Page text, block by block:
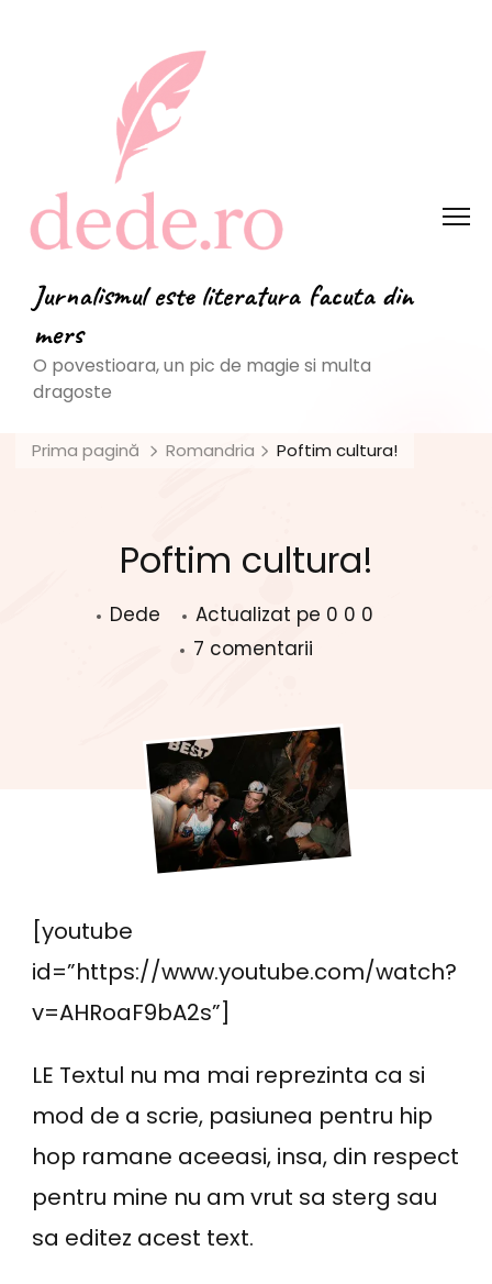
Jurnalismul este literatura facuta din
mers
O povestioara, un pic de magie si multa
dragoste
Prima pagină Romandria Poftim cultura!
Poftim cultura!
Dede Actualizat pe 0 0 0
7 comentariila
[youtube
id=”https://www.youtube.com/watch?
v=AHRoaF9bA2s”]
LE Textul nu ma mai reprezinta ca si
mod de a scrie, pasiunea pentru hip
hop ramane aceeasi, insa, din respect
pentru mine nu am vrut sa sterg sau
sa editez acest text.